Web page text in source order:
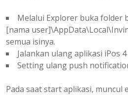
Melalui Explorer buka folder
[nama
semua isinya.
Jalankan ulang aplikasi iPos
Setting ulang push
Pada saat start aplikasi, muncul